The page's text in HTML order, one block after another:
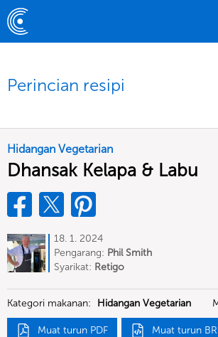
Perincian resipi
Hidangan Vegetarian
Dhansak Kelapa & Labu
18. 1. 2024
Pengarang: Phil Smith
Syarikat: Retigo
Kategori makanan: Hidangan Vegetarian
Muat turun PDF Muat turun